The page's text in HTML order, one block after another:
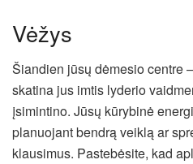
Vėžys
Šiandien jūsų dėmesio centre
skatina jus imtis lyderio
įsimintino. Jūsų kūrybinė
planuojant bendrą veiklą ar
klausimus. Pastebėsite, kad